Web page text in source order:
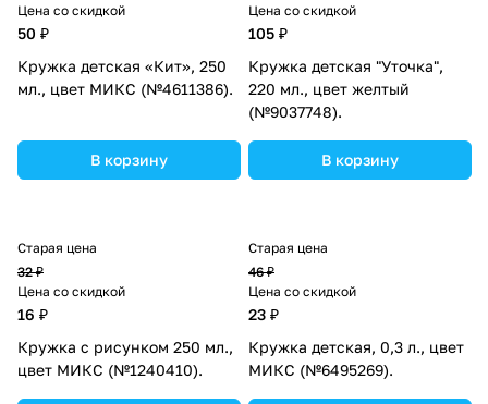
Цена со скидкой
50 ₽
Кружка детская «Кит», 250
мл., цвет МИКС (№4611386).
В корзину
Цена со скидкой
105 ₽
Кружка детская "Уточка",
220 мл., цвет желтый
(№9037748).
В корзину
Старая цена
32 ₽
Цена со скидкой
16 ₽
Кружка с рисунком 250 мл.,
цвет МИКС (№1240410).
Старая цена
46 ₽
Цена со скидкой
23 ₽
Кружка детская, 0,3 л., цвет
МИКС (№6495269).